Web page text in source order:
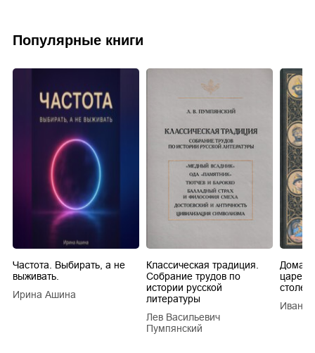
Популярные книги
Частота. Выбирать, а не
выживать.
Ирина Ашина
Классическая традиция.
Собрание трудов по
истории русской
литературы
Лев Васильевич
Пумпянский
царей
Иван